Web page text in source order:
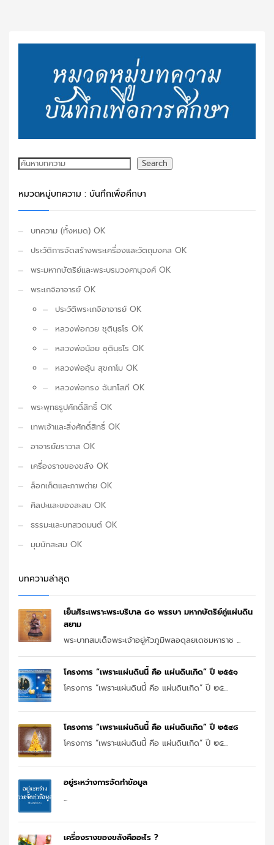
ค้นหา Search
หมวดหมู่บทความ : บันทึกเพื่อศึกษา
บทความ (ทั้งหมด) OK
ประวัติการจัดสร้างพระเครื่องและวัตถุมงคล OK
พระมหากษัตริย์และพระบรมวงศานุวงศ์ OK
พระเกจิอาจารย์ OK
ประวัติพระเกจิอาจารย์ OK
หลวงพ่อกวย ชุตินฺธโร OK
หลวงพ่อน้อย ชุตินฺธโร OK
หลวงพ่ออุ้น สุขกาโม OK
หลวงพ่อทรง ฉันทโสภี OK
พระพุทธรูปศักดิ์สิทธิ์ OK
เทพเจ้าและสิ่งศักดิ์สิทธิ์ OK
อาจารย์ฆราวาส OK
เครื่องรางของขลัง OK
ล็อกเก็ตและภาพถ่าย OK
ศิลปะและของสะสม OK
ธรรมะและบทสวดมนต์ OK
มุมนักสะสม OK
บทความล่าสุด
เย็นศิระเพราะพระบริบาล ๘๐ พรรษา มหากษัตริย์คู่แผ่นดิน
สยาม
พระบาทสมเด็จพระเจ้าอยู่หัวภูมิพลอดุลยเดชมหาราช ...
โครงการ “เพราะแผ่นดินนี้ คือ แผ่นดินเกิด” ปี ๒๕๕๑
โครงการ “เพราะแผ่นดินนี้ คือ แผ่นดินเกิด” ปี ๒๕...
โครงการ “เพราะแผ่นดินนี้ คือ แผ่นดินเกิด” ปี ๒๕๔๘
โครงการ “เพราะแผ่นดินนี้ คือ แผ่นดินเกิด” ปี ๒๕...
อยู่ระหว่างการจัดทำข้อมูล
...
เครื่องรางของขลังคืออะไร ?